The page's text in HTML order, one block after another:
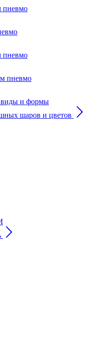
пневмо
пневмо
пневмо
и формы
шаров и цветов